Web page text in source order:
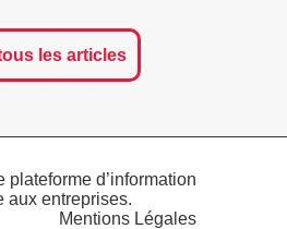
les articles
plateforme d’information
aux entreprises.
Mentions Légales